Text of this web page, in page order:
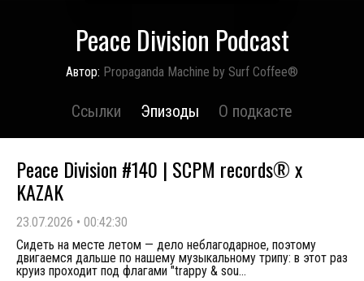
Peace Division Podcast
Автор: Propaganda Machine by Surf Coffee®
Ссылки Эпизоды О подкасте
Peace Division #140 | SCPM records® x
KAZAK
23.07.2026 • 00:42:30
Сидеть на месте летом — дело неблагодарное, поэтому
двигаемся дальше по нашему музыкальному трипу: в этот раз
круиз проходит под флагами "trappy & sou...